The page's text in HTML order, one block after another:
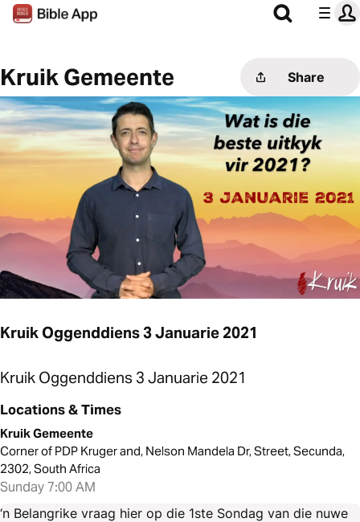
Kruik Gemeente Share
Kruik Oggenddiens 3 Januarie 2021
Kruik Oggenddiens 3 Januarie 2021
Locations & Times
Kruik Gemeente
Corner of PDP Kruger and, Nelson Mandela Dr, Street, Secunda,
2302, South Africa
Sunday 7:00 AM
‘n Belangrike vraag hier op die 1ste Sondag van die nuwe